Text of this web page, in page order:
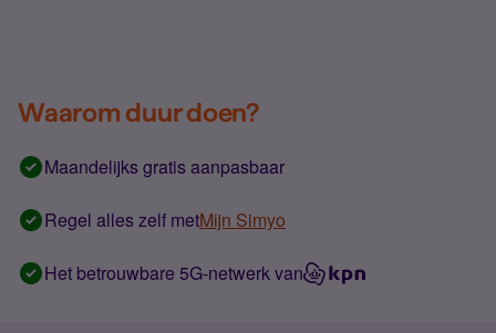
Waarom duur doen?
Maandelijks gratis aanpasbaar
Regel alles zelf metMijn Simyo
Het betrouwbare 5G-netwerk van